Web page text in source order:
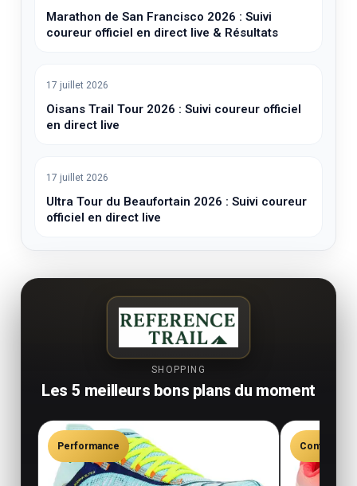
Marathon de San Francisco 2026 : Suivi
coureur officiel en direct live & Résultats
17 juillet 2026
Oisans Trail Tour 2026 : Suivi coureur officiel
en direct live
17 juillet 2026
Ultra Tour du Beaufortain 2026 : Suivi coureur
officiel en direct live
SHOPPING
Les 5 meilleurs bons plans du moment
Performance Confort